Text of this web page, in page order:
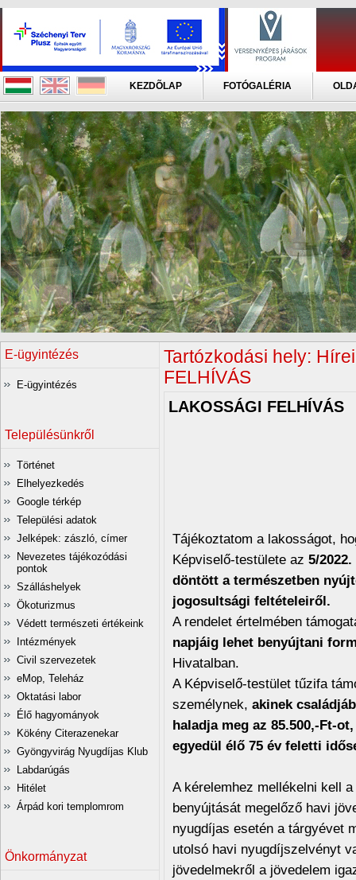
KEZDÕLAP FOTÓGALÉRIA
E-ügyintézés
E-ügyintézés
Településünkről
Történet
Elhelyezkedés
Google térkép
Települési adatok
Jelképek: zászló, címer
Nevezetes tájékozódási
pontok
Szálláshelyek
Ökoturizmus
Védett természeti értékeink
Intézmények
Civil szervezetek
eMop, Teleház
Oktatási labor
Élő hagyományok
Kökény Citerazenekar
Gyöngyvirág Nyugdíjas Klub
Labdarúgás
Hitélet
Árpád kori templomrom
Önkormányzat
Tartózkodási hely:
FELHÍVÁS
LAKOSSÁGI FELHÍVÁS
Tájékoztatom a lakosságot,
Képviselő-testülete az 5/
döntött a természetben
jogosultsági feltételeiről.
A rendelet értelmében
napjáig lehet benyújtani
Hivatalban.
A Képviselő-testület tűzifa
személynek, akinek
haladja meg az 85.500,-Ft-
egyedül élő 75 év feletti
A kérelemhez mellékelni kell
benyújtását megelőző havi
nyugdíjas esetén a tárgyévet
utolsó havi nyugdíjszelvényt
jövedelmekről a jövedelem